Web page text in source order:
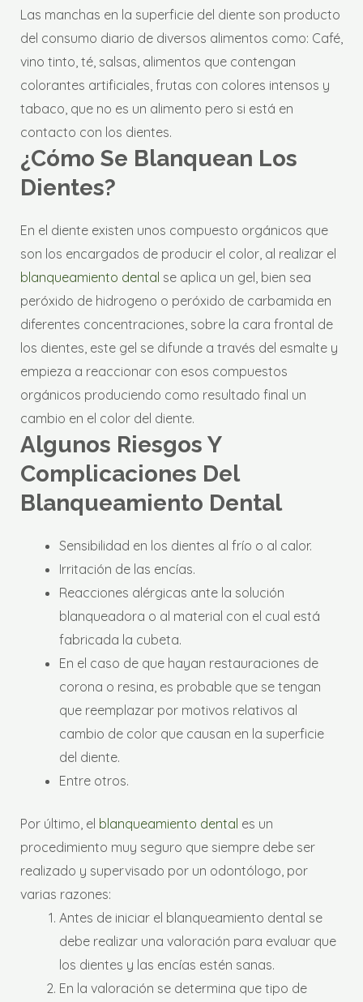
Las manchas en la superficie del diente son producto
del consumo diario de diversos alimentos como: Café,
vino tinto, té, salsas, alimentos que contengan
colorantes artificiales, frutas con colores intensos y
tabaco, que no es un alimento pero si está en
contacto con los dientes.
¿Cómo Se Blanquean Los
Dientes?
En el diente existen unos compuesto orgánicos que
son los encargados de producir el color, al realizar el
blanqueamiento dental se aplica un gel, bien sea
peróxido de hidrogeno o peróxido de carbamida en
diferentes concentraciones, sobre la cara frontal de
los dientes, este gel se difunde a través del esmalte y
empieza a reaccionar con esos compuestos
orgánicos produciendo como resultado final un
cambio en el color del diente.
Algunos Riesgos Y
Complicaciones Del
Blanqueamiento Dental
Sensibilidad en los dientes al frío o al calor.
Irritación de las encías.
Reacciones alérgicas ante la solución
blanqueadora o al material con el cual está
fabricada la cubeta.
En el caso de que hayan restauraciones de
corona o resina, es probable que se tengan
que reemplazar por motivos relativos al
cambio de color que causan en la superficie
del diente.
Entre otros.
Por último, el blanqueamiento dental es un
procedimiento muy seguro que siempre debe ser
realizado y supervisado por un odontólogo, por
varias razones:
Antes de iniciar el blanqueamiento dental se
debe realizar una valoración para evaluar que
los dientes y las encías estén sanas.
En la valoración se determina que tipo de